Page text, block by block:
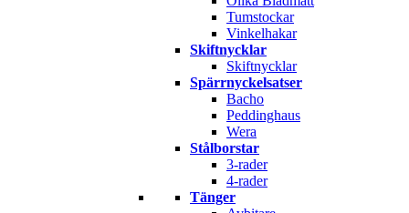
Tumstockar
Vinkelhakar
Skiftnycklar
Skiftnycklar
Spärrnyckelsatser
Bacho
Peddinghaus
Wera
Stålborstar
3-rader
4-rader
Tänger